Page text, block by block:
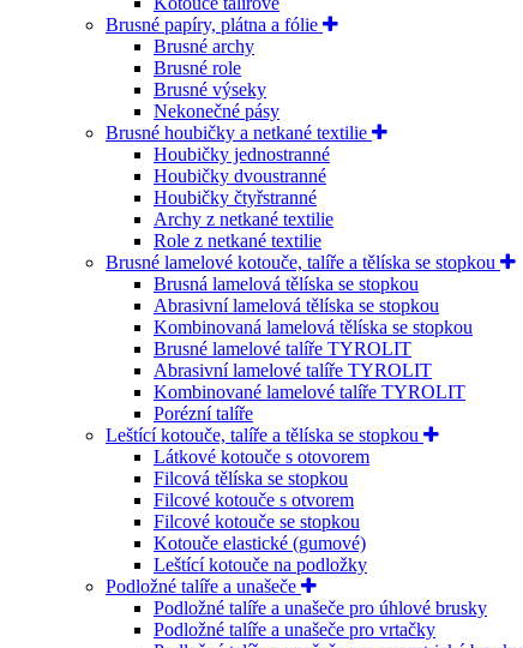
Brusné papíry, plátna a fólie
Brusné archy
Brusné role
Brusné výseky
Nekonečné pásy
Brusné houbičky a netkané textilie
Houbičky jednostranné
Houbičky dvoustranné
Houbičky čtyřstranné
Archy z netkané textilie
Role z netkané textilie
Brusné lamelové kotouče, talíře a tělíska se stopkou
Brusná lamelová tělíska se stopkou
Abrasivní lamelová tělíska se stopkou
Kombinovaná lamelová tělíska se stopkou
Brusné lamelové talíře TYROLIT
Abrasivní lamelové talíře TYROLIT
Kombinované lamelové talíře TYROLIT
Porézní talíře
Leštící kotouče, talíře a tělíska se stopkou
Látkové kotouče s otovorem
Filcová tělíska se stopkou
Filcové kotouče s otvorem
Filcové kotouče se stopkou
Kotouče elastické (gumové)
Leštící kotouče na podložky
Podložné talíře a unašeče
Podložné talíře a unašeče pro úhlové brusky
Podložné talíře a unašeče pro vrtačky